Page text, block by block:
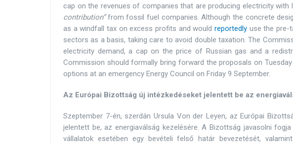
cap on the revenues of companies that are producing electricity
contribution”from fossil fuel companies. Although the concrete
as a windfall tax on excess profits and would reportedlyuse the pre-
sectors as a basis, taking care to avoid double taxation. The
electricity demand, a cap on the price of Russian gas and a
Commission should formally bring forward the proposals on Tuesday
options at an emergency Energy Council on Friday 9 September.
Az Európai Bizottság új intézkedéseket jelentett be az
Szeptember 7-én, szerdán Ursula Von der Leyen, az Európai
jelentett be, az energiaválság kezelésére. A Bizottság javasolni
vállalatok esetében egy bevételi felső határ bevezetését,